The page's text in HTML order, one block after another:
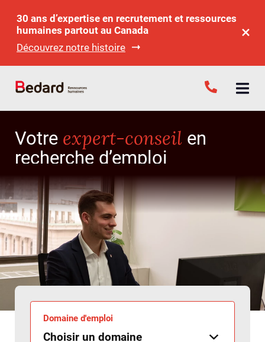
30 ans d’expertise en recrutement et ressources
humaines partout au Canada
Découvrez notre histoire
Votre expert-conseil en
recherche d’emploi
Domaine d'emploi